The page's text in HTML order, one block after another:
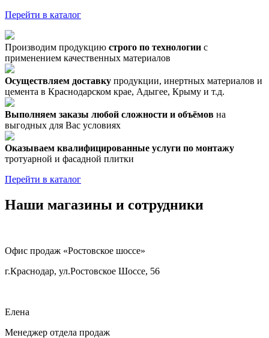
Перейти в каталог
Производим продукцию строго по технологии с
применением качественных материалов
Осуществляем доставку продукции, инертных материалов и
цемента в Краснодарском крае, Адыгее, Крыму и т.д.
Выполняем заказы любой сложности и объёмов на
выгодных для Вас условиях
Оказываем квалифицированные услуги по монтажу
тротуарной и фасадной плитки
Перейти в каталог
Наши магазины и сотрудники
Офис продаж «Ростовское шоссе»
г.Краснодар, ул.Ростовское Шоссе, 56
Елена
Менеджер отдела продаж